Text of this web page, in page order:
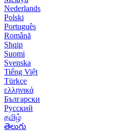
Nederlands
Polski
Português
Română
Shqip
Suomi
Svenska
Tiếng Việt
Türkçe
ελληνικά
Български
Русский
தமிழ்
తెలుగు